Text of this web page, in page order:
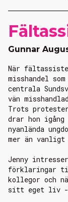
Gunnar
När
misshandel
centrala
vän
Trots
drar hon igång
nyanlända
mer än vanligt
Jenny
förklaringar
kollegor och
sitt eget liv -